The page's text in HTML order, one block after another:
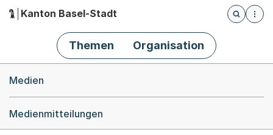
Hauptnavigation
Kanton Basel-Stadt
Öffnet
Themen Organisation
Medien
Medienmitteilungen